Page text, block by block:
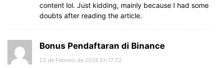
content lol. Just kidding, mainly because I had some
doubts after reading the article.
Bonus Pendaftaran di Binance
22 de Febrero de 2026 En 17:22